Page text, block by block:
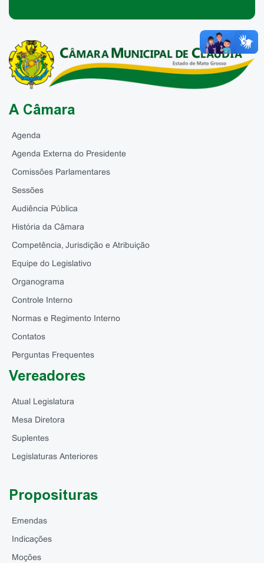
A Câmara
Agenda
Agenda Externa do Presidente
Comissões Parlamentares
Sessões
Audiência Pública
História da Câmara
Competência, Jurisdição e Atribuição
Equipe do Legislativo
Organograma
Controle Interno
Normas e Regimento Interno
Contatos
Perguntas Frequentes
Vereadores
Atual Legislatura
Mesa Diretora
Suplentes
Legislaturas Anteriores
Proposituras
Emendas
Indicações
Moções